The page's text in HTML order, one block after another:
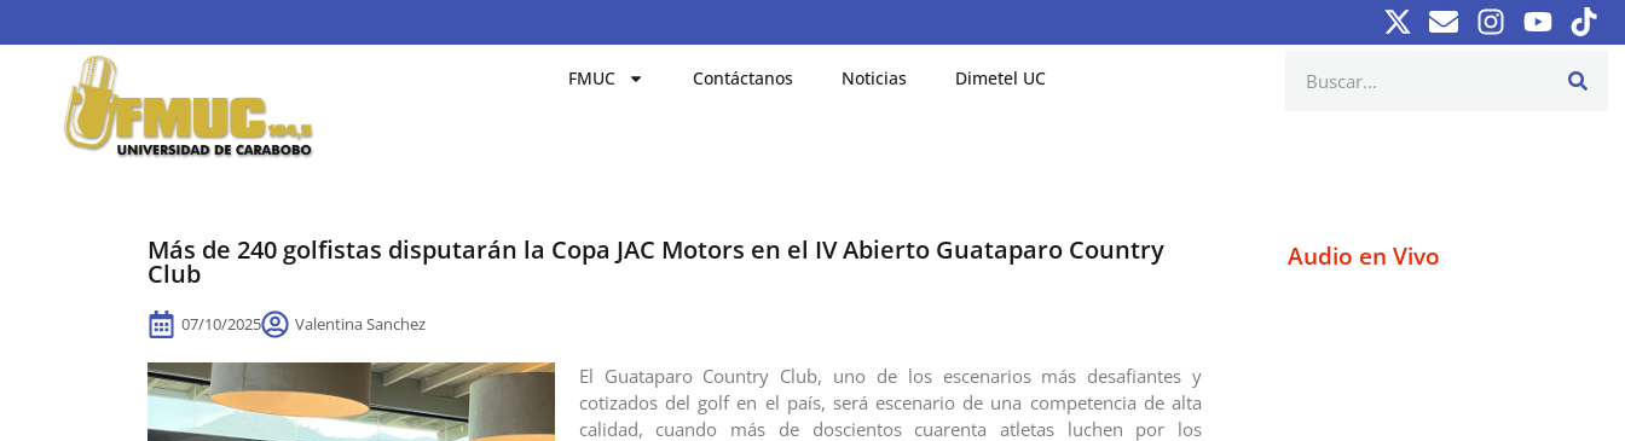
FMUC Contáctanos Noticias Dimetel UC
Más de 240 golfistas disputarán la Copa JAC Motors en el IV Abierto Guataparo Country
Club
07/10/2025 Valentina Sanchez
El Guataparo Country Club, uno de los escenarios más desafiantes y
cotizados del golf en el país, será escenario de una competencia de alta
calidad, cuando más de doscientos cuarenta atletas luchen por los
Audio en Vivo